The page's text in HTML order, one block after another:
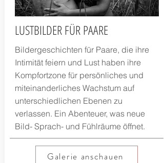
LUSTBILDER FÜR PAARE
Bildergeschichten für Paare, die ihre
Intimität feiern und Lust haben ihre
Kompfortzone für persönliches und
miteinanderliches Wachstum auf
unterschiedlichen Ebenen zu
verlassen. Ein Abenteuer, was neue
Bild- Sprach- und Fühlräume öffnet.
Galerie anschauen